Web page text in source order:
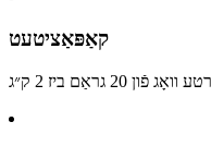
קאַפּאַציטעט
פֿון 20 גראַם ביז 2 ק״ג